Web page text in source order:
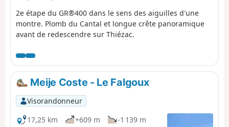
2e étape du GR®400 dans le sens des aiguilles d'une
montre. Plomb du Cantal et longue crête panoramique
avant de redescendre sur Thiézac.
Meije Coste - Le Falgoux
Visorandonneur
17,25 km
+609 m
-1 139 m